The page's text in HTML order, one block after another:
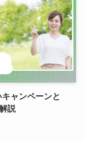
ャンペーンと
説